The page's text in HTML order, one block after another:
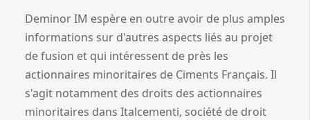
Deminor IM espère en outre avoir de plus amples
informations sur d'autres aspects liés au projet
de fusion et qui intéressent de près les
actionnaires minoritaires de Ciments Français. Il
s'agit notamment des droits des actionnaires
minoritaires dans Italcementi, société de droit